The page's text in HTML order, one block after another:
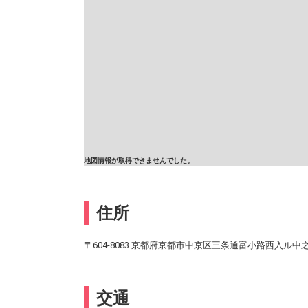
地図情報が取得できませんでした。
住所
〒604-8083 京都府京都市中京区三条通富小路西入ル中
交通